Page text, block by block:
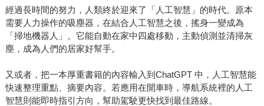
經過長時間的努力，人類終於迎來了「人工智慧」的時代。原本
需要人力操作的吸塵器，在結合人工智慧之後，搖身一變成為
「掃地機器人」。它能自動在家中四處移動，主動偵測並清掃灰
塵，成為人們的居家好幫手。
又或者，把一本厚重書籍的內容輸入到ChatGPT 中，人工智慧能
快速整理重點、摘要內容。若應用在開車時，導航系統裡的人工
智慧則能即時指引方向，幫助駕駛更快找到最佳路線。